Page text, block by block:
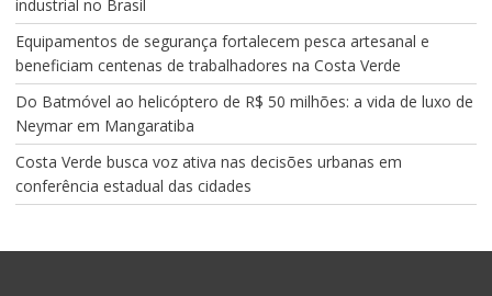
industrial no Brasil
Equipamentos de segurança fortalecem pesca artesanal e
beneficiam centenas de trabalhadores na Costa Verde
Do Batmóvel ao helicóptero de R$ 50 milhões: a vida de luxo de
Neymar em Mangaratiba
Costa Verde busca voz ativa nas decisões urbanas em
conferência estadual das cidades